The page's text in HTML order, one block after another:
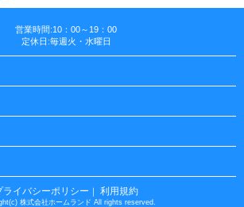
営業時間:10：00～19：00
定休日:毎週火・水曜日
ライバシーポリシー ｜ 利用規約
株式会社ホームランド All rights reserved.